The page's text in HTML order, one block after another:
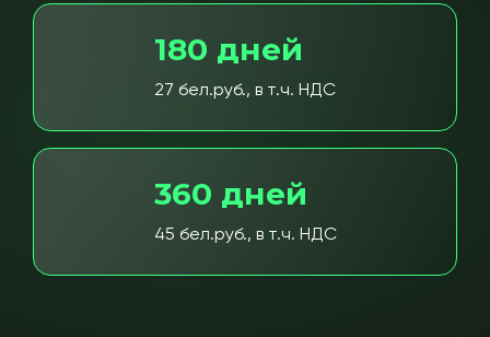
180 дней
27 бел.руб., в т.ч. НДС
360 дней
45 бел.руб., в т.ч. НДС